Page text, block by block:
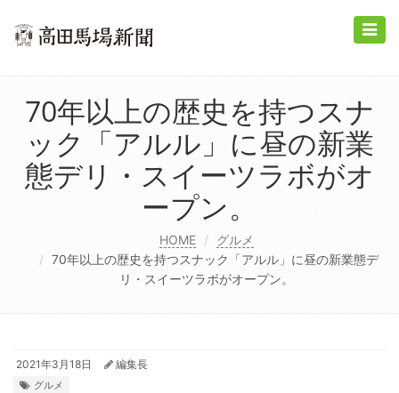
Toggle
70年以上の歴史を持つスナ
ック「アルル」に昼の新業
態デリ・スイーツラボがオ
ープン。
HOME
グルメ
70年以上の歴史を持つスナック「アルル」に昼の新業態デ
リ・スイーツラボがオープン。
2021年3月18日 編集長
グルメ